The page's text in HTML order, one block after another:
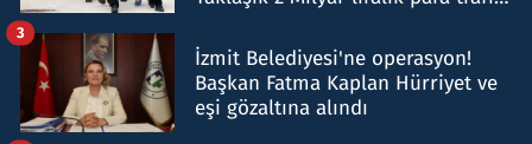
İzmit Belediyesi'ne operasyon!
Başkan Fatma Kaplan Hürriyet ve
eşi gözaltına alındı
3